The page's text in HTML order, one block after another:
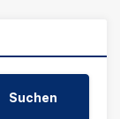
Suchen